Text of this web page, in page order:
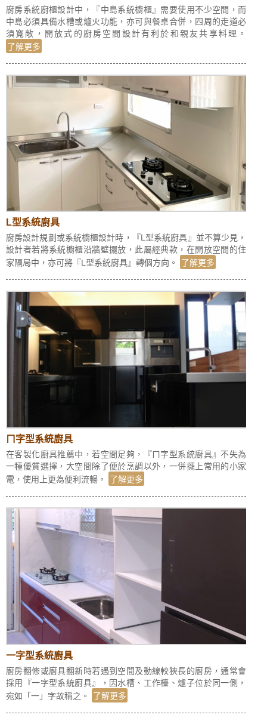
廚房系統廚櫃設計中，『中島系統櫥櫃』需要使用不少空間，而
中島必須具備水槽或爐火功能，亦可與餐桌合併，四周的走道必
須寬敞，開放式的廚房空間設計有利於和親友共享料理。
了解更多
L型系統廚具
廚房設計規劃或系統櫥櫃設計時，『L型系統廚具』並不算少見，
設計者若將系統櫥櫃沿牆壁擺放，此屬經典款，在開放空間的住
家隔局中，亦可將『L型系統廚具』轉個方向。
了解更多
ㄇ字型系統廚具
在客製化廚具推薦中，若空間足夠，『ㄇ字型系統廚具』不失為
一種優質選擇，大空間除了便於烹調以外，一併擺上常用的小家
電，使用上更為便利流暢。
了解更多
一字型系統廚具
廚房翻修或廚具翻新時若遇到空間及動線較狹長的廚房，通常會
採用『一字型系統廚具』，因水槽、工作檯、爐子位於同一側，
宛如「一」字故稱之。
了解更多